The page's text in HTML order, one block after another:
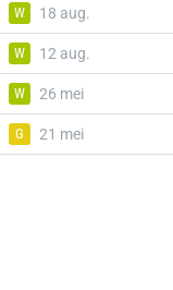
W 18 aug.
W 12 aug.
W 26 mei
G 21 mei